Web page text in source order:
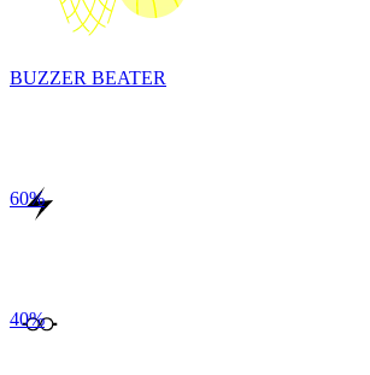
BUZZER BEATER
60%
40%